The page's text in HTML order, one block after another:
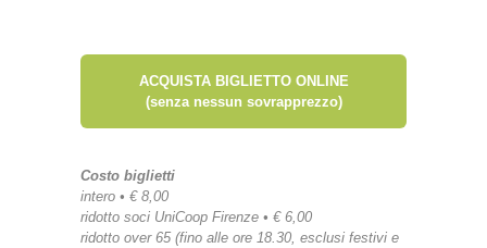
ACQUISTA BIGLIETTO ONLINE
(senza nessun sovrapprezzo)
Costo biglietti
intero • € 8,00
ridotto soci UniCoop Firenze • € 6,00
ridotto over 65 (fino alle ore 18.30, esclusi festivi e